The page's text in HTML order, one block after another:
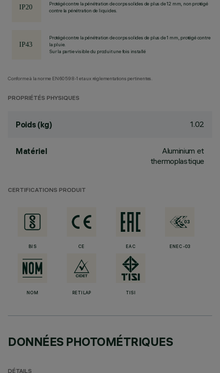
Protégé contre la pénétration de corps solides de plus de 12 mm, non protégé
contre la pénétration de liquides.
Protégé contre la pénétration de corps solides de plus de 1 mm, protégé contre
la pluie.
Sur la partie visible du produit une fois installé
Conforme à la norme EN60598-1 et aux réglementations pertinentes.
PROPRIÉTÉS PHYSIQUES
Poids (kg) 1.02
Matériel
Aluminium et
thermoplastique
CERTIFICATIONS PRODUIT
BIS CE EAC ENEC-03
NOM RETILAP TISI
DONNÉES PHOTOMÉTRIQUES